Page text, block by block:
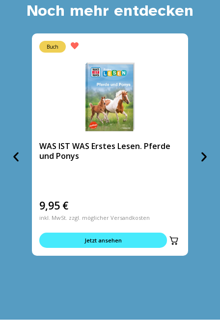
Noch mehr entdecken
Buch
WAS IST WAS Erstes Lesen. Pferde
und Ponys
9,95 €
inkl. MwSt. zzgl. möglicher Versandkosten
Jetzt ansehen